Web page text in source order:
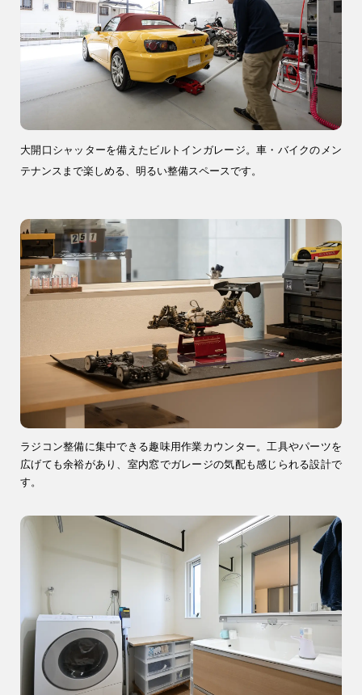
大開口シャッターを備えたビルトインガレージ。車・バイクのメン
テナンスまで楽しめる、明るい整備スペースです。
ラジコン整備に集中できる趣味用作業カウンター。工具やパーツを
広げても余裕があり、室内窓でガレージの気配も感じられる設計で
す。
アフター メンテナンス 安心保証制度
ブログ・コラム スタッフ紹介
注文住宅
リノベーション